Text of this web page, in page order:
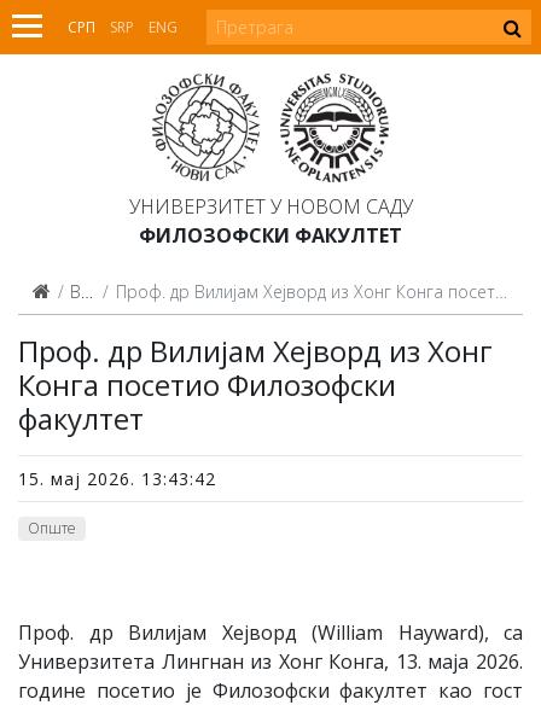
СРП SRP ENG
УНИВЕРЗИТЕТ У НОВОМ САДУ
ФИЛОЗОФСКИ ФАКУЛТЕТ
Вести Проф. др Вилијам Хејворд из Хонг Конга посетио Филозофски факултет
Проф. др Вилијам Хејворд из Хонг
Конга посетио Филозофски
факултет
15. мај 2026. 13:43:42
Опште
Проф. др Вилијам Хејворд (William Hayward), са
Универзитета Лингнан из Хонг Конга, 13. маја 2026.
године посетио је Филозофски факултет као гост